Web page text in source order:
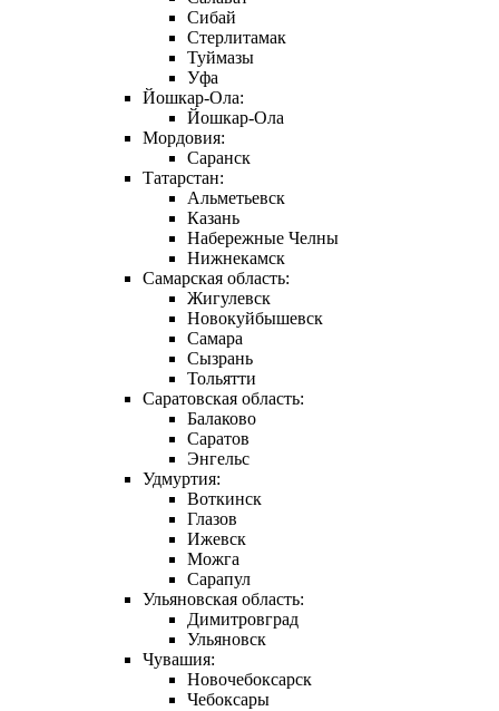
Сибай
Стерлитамак
Туймазы
Уфа
Йошкар-Ола:
Йошкар-Ола
Мордовия:
Саранск
Татарстан:
Альметьевск
Казань
Набережные Челны
Нижнекамск
Самарская область:
Жигулевск
Новокуйбышевск
Самара
Сызрань
Тольятти
Саратовская область:
Балаково
Саратов
Энгельс
Удмуртия:
Воткинск
Глазов
Ижевск
Можга
Сарапул
Ульяновская область:
Димитровград
Ульяновск
Чувашия:
Новочебоксарск
Чебоксары